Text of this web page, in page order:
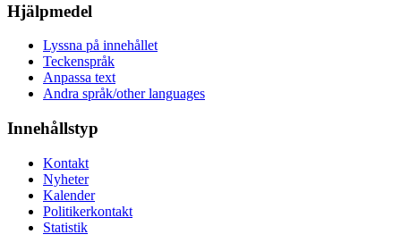
Hjälpmedel
Lyssna på innehållet
Teckenspråk
Anpassa text
Andra språk/other languages
Innehållstyp
Kontakt
Nyheter
Kalender
Politikerkontakt
Statistik